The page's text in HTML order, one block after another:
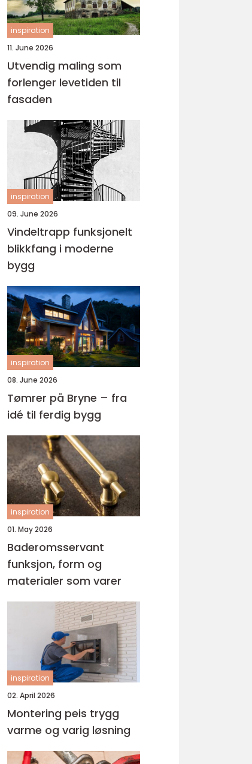
inspiration
11. June 2026
Utvendig maling som
forlenger levetiden til
fasaden
inspiration
09. June 2026
Vindeltrapp funksjonelt
blikkfang i moderne
bygg
inspiration
08. June 2026
Tømrer på Bryne – fra
idé til ferdig bygg
inspiration
01. May 2026
Baderomsservant
funksjon, form og
materialer som varer
inspiration
02. April 2026
Montering peis trygg
varme og varig løsning